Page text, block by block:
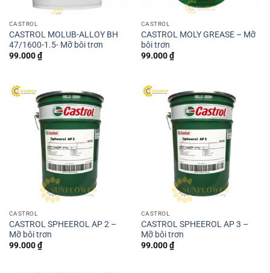
CASTROL
CASTROL MOLUB-ALLOY BH
47/1600-1.5- Mỡ bôi trơn
99.000₫
CASTROL
CASTROL MOLY GREASE – Mỡ
bôi trơn
99.000₫
CASTROL
CASTROL SPHEEROL AP 2 –
Mỡ bôi trơn
99.000₫
CASTROL
CASTROL SPHEEROL AP 3 –
Mỡ bôi trơn
99.000₫